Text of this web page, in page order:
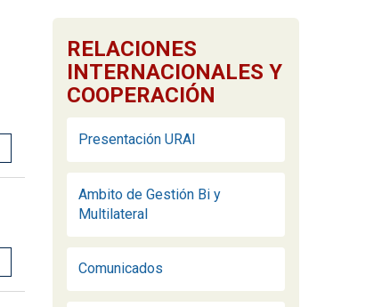
RELACIONES
INTERNACIONALES Y
COOPERACIÓN
Presentación URAI
Ambito de Gestión Bi y
Multilateral
Comunicados